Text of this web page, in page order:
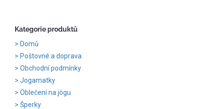
Kategorie produktů
Domů
Poštovné a doprava
Obchodní podmínky
Jogamatky
Oblečení na jógu
Šperky